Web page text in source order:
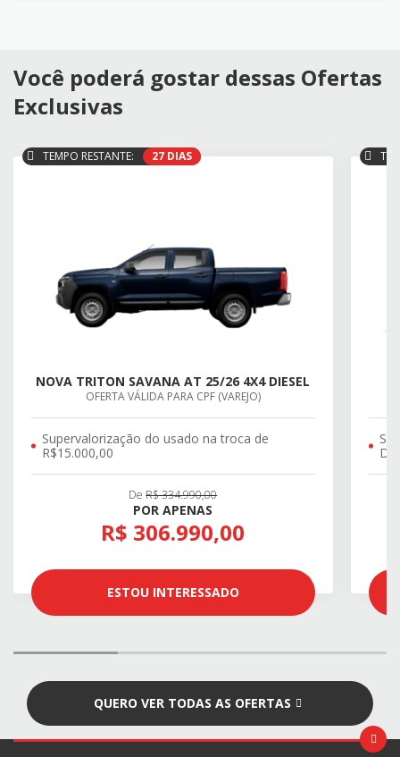
Você poderá gostar dessas Ofertas
Exclusivas
TEMPO RESTANTE: 27 DIAS
NOVA TRITON SAVANA AT 25/26 4X4 DIESEL
OFERTA VÁLIDA PARA CPF (VAREJO)
Supervalorização do usado na troca de
R$15.000,00
DeR$ 334.990,00
POR APENAS
R$ 306.990,00
ESTOU INTERESSADO
QUERO VER TODAS AS OFERTAS